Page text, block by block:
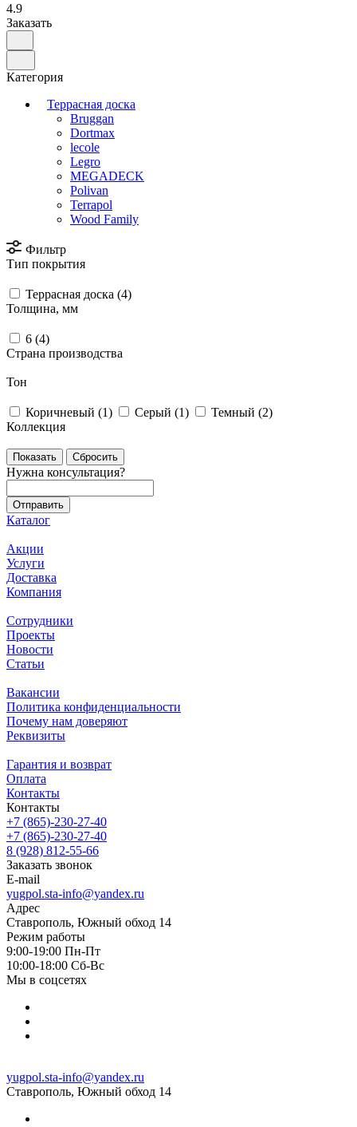
4.9
Заказать
Категория
Террасная доска
Bruggan
Dortmax
lecole
Legro
MEGADECK
Polivan
Terrapol
Wood Family
Фильтр
Тип покрытия
Террасная доска (4)
Толщина, мм
6 (4)
Страна производства
Тон
Коричневый (1) Серый (1) Темный (2)
Коллекция
Сбросить
Нужна консультация?
Каталог
Акции
Услуги
Доставка
Компания
Сотрудники
Проекты
Новости
Статьи
Вакансии
Политика конфиденциальности
Почему нам доверяют
Реквизиты
Гарантия и возврат
Оплата
Контакты
Контакты
+7 (865)-230-27-40
+7 (865)-230-27-40
8 (928) 812-55-66
Заказать звонок
E-mail
yugpol.sta-info@yandex.ru
Адрес
Ставрополь, Южный обход 14
Режим работы
9:00-19:00 Пн-Пт
10:00-18:00 Cб-Вс
Мы в соцсетях
yugpol.sta-info@yandex.ru
Ставрополь, Южный обход 14